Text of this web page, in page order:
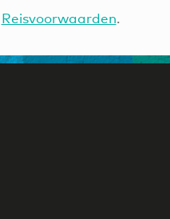
Reisvoorwaarden.